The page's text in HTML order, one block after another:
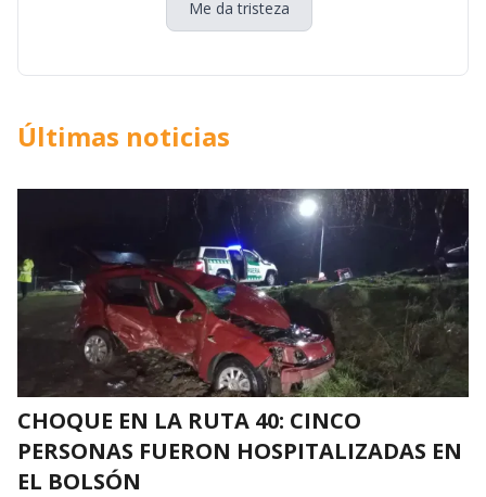
Me da tristeza
Últimas noticias
CHOQUE EN LA RUTA 40: CINCO
PERSONAS FUERON HOSPITALIZADAS EN
EL BOLSÓN